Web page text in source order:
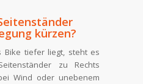
kürzen?
Bike tiefer liegt, steht es
zu Rechts
Wind oder unebenem